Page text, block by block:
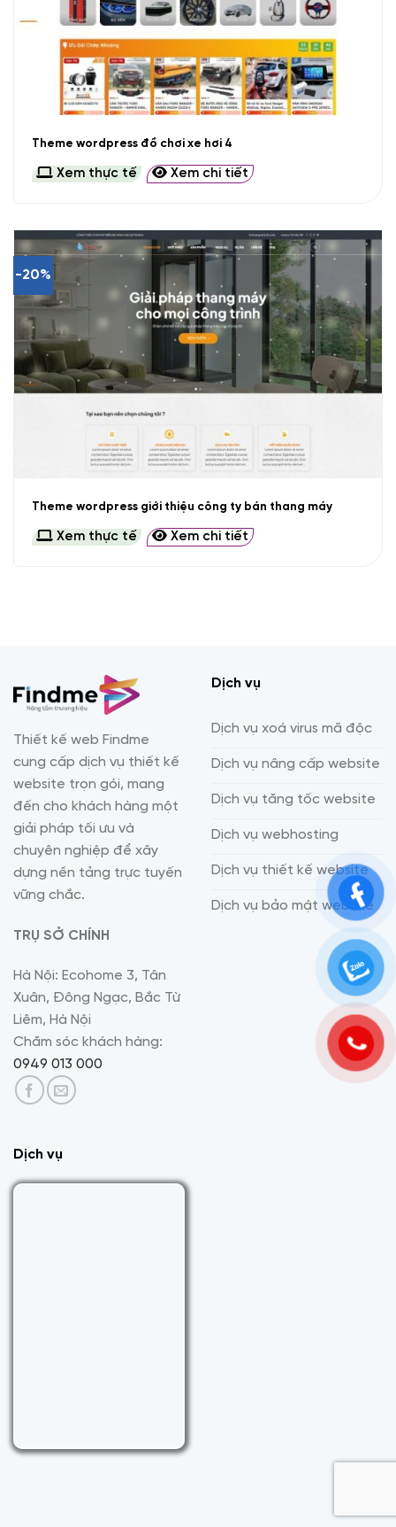
Theme wordpress đồ chơi xe hơi 4
Xem thực tế Xem chi tiết
-20%
Theme wordpress giới thiệu công ty bán thang máy
Xem thực tế Xem chi tiết
Thiết kế web Findme
cung cấp dịch vụ thiết kế
website trọn gói, mang
đến cho khách hàng một
giải pháp tối ưu và
chuyên nghiệp để xây
dựng nền tảng trực tuyến
vững chắc.
TRỤ SỞ CHÍNH
Hà Nội: Ecohome 3, Tân
Xuân, Đông Ngạc, Bắc Từ
Liêm, Hà Nội
Chăm sóc khách hàng:
0949 013 000
Dịch vụ
Dịch vụ xoá virus mã độc
Dịch vụ nâng cấp website
Dịch vụ tăng tốc website
Dịch vụ webhosting
Dịch vụ thiết kế website
Dịch vụ bảo mật website
Dịch vụ